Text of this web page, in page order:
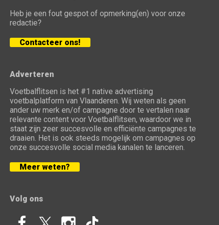
Heb je een fout gespot of opmerking(en) voor onze
redactie?
Contacteer ons!
Adverteren
Voetbalflitsen is het #1 native advertising
voetbalplatform van Vlaanderen. Wij weten als geen
ander uw merk en/of campagne door te vertalen naar
relevante content voor Voetbalflitsen, waardoor we in
staat zijn zeer succesvolle en efficiënte campagnes te
draaien. Het is ook steeds mogelijk om campagnes op
onze succesvolle social media kanalen te lanceren.
Meer weten?
Volg ons